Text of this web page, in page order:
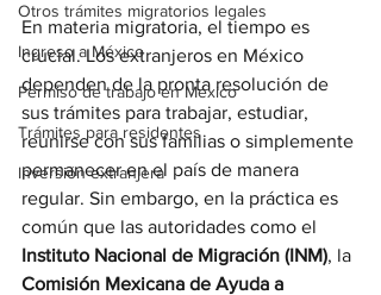
Otros trámites migratorios legales
Ingreso a México
Permiso de trabajo en México
Trámites para residentes
Inversión extranjera
En materia migratoria, el tiempo es
crucial. Los extranjeros en México
dependen de la pronta resolución de
sus trámites para trabajar, estudiar,
reunirse con sus familias o simplemente
permanecer en el país de manera
regular. Sin embargo, en la práctica es
común que las autoridades como el
Instituto Nacional de Migración (INM), la
Comisión Mexicana de Ayuda a